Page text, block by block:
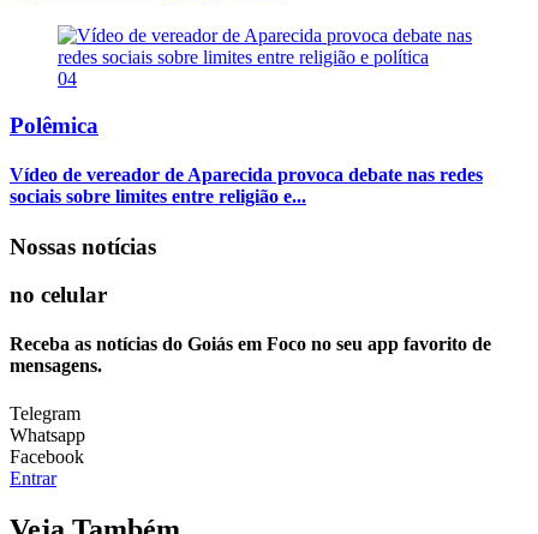
04
Polêmica
Vídeo de vereador de Aparecida provoca debate nas redes
sociais sobre limites entre religião e...
Nossas notícias
no celular
Receba as notícias do Goiás em Foco no seu app favorito de
mensagens.
Telegram
Whatsapp
Facebook
Entrar